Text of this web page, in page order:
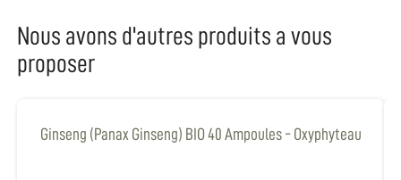
Nous avons d'autres produits a vous
proposer
Ginseng (Panax Ginseng) BIO 40 Ampoules - Oxyphyteau